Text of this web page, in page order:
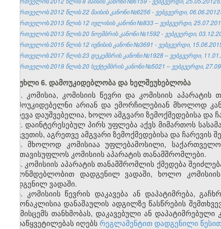
საქართველოს 2012 წლის 22 მაისის კანონი №6256 - ვებგვერდი,
საქართველოს 2013 წლის 12 ივლისის კანონი №833 – ვებგვერდი,
საქართველოს 2013 წლის 20 ნოემბრის კანონი №1592 - ვებგვერდი,
საქართველოს 2015 წლის 12 ივნისის კანონი №3691 - ვებგვერდი,
საქართველოს 2017 წლის 23 დეკემბრის კანონი №1928 – ვებგვერდი,
საქართველოს 2019 წლის 20 სექტემბრის კანონი №5021 – ვებგვერდი,
მუხლი 6. დამოუკიდებლობა და ხელშეუხებლობა
1. კომისია, კომისიის წევრი და კომისიის
დამოუკიდებელნი არიან და ემორჩილებიან მხოლოდ
ჩარევა დაუშვებელია, ხოლო ამგვარი ზემოქმედებისა
2. დაინტერესებულ პირს უფლება აქვს მიმართოს
აღკვეთის, აგრეთვე ამგვარი ზემოქმედებისა და
3. მხოლოდ კომისიაა უფლებამოსილი,
გაათავისუფლოს კომისიის აპარატის თანამშრომლები.
4. კომისიის აპარატის თანამშრომლის ქმედება
კანონმდებლობით დადგენილ ვადაში, ხოლო
დადგენილ ვადაში.
5. კომისიის წევრის დაკავება ან დაპატიმრება,
გამონაკლისია დანაშაულის ადგილზე წასწრების
არ მისცემს თანხმობას, დაკავებული ან
გადაწყვეტილებას იღებს რეგლამენტით დადგენილი